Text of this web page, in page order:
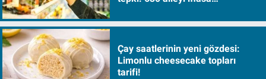
Çay saatlerinin yeni gözdesi:
Limonlu cheesecake topları
tarifi!